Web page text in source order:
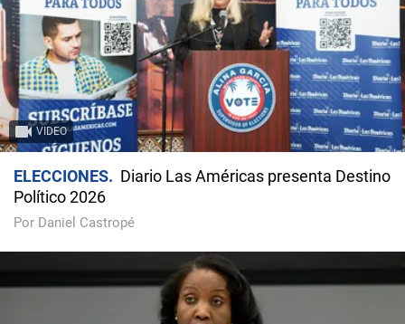
VIDEO
ELECCIONES
Diario Las Américas presenta Destino
Político 2026
Por Daniel Castropé